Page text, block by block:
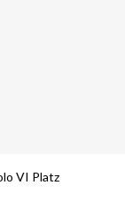
VI Platz